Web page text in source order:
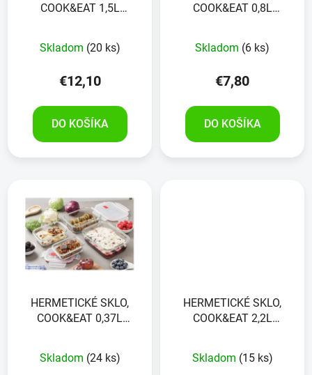
COOK&EAT 1,5L
Skladom (20 ks)
€12,10
DO KOŠÍKA
COOK&EAT 0,8L
Skladom (6 ks)
€7,80
DO KOŠÍKA
HERMETICKÉ SKLO,
COOK&EAT 0,37L
Skladom (24 ks)
HERMETICKÉ SKLO,
COOK&EAT 2,2L
Skladom (15 ks)